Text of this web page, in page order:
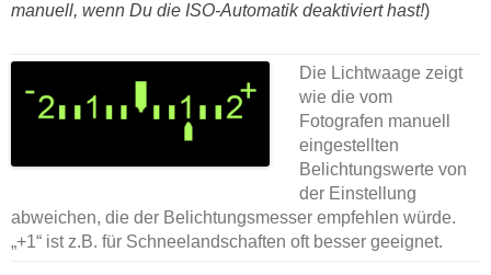
manuell, wenn Du die ISO-Automatik deaktiviert hast!)
Die Lichtwaage zeigt
wie die vom
Fotografen manuell
eingestellten
Belichtungswerte von
der Einstellung
abweichen, die der Belichtungsmesser empfehlen würde.
„+1“ ist z.B. für Schneelandschaften oft besser geeignet.